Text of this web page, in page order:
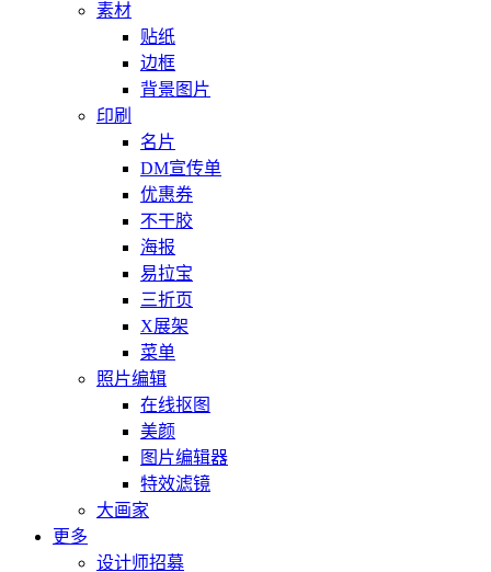
素材
贴纸
边框
背景图片
印刷
名片
DM宣传单
优惠券
不干胶
海报
易拉宝
三折页
X展架
菜单
照片编辑
在线抠图
美颜
图片编辑器
特效滤镜
大画家
更多
设计师招募